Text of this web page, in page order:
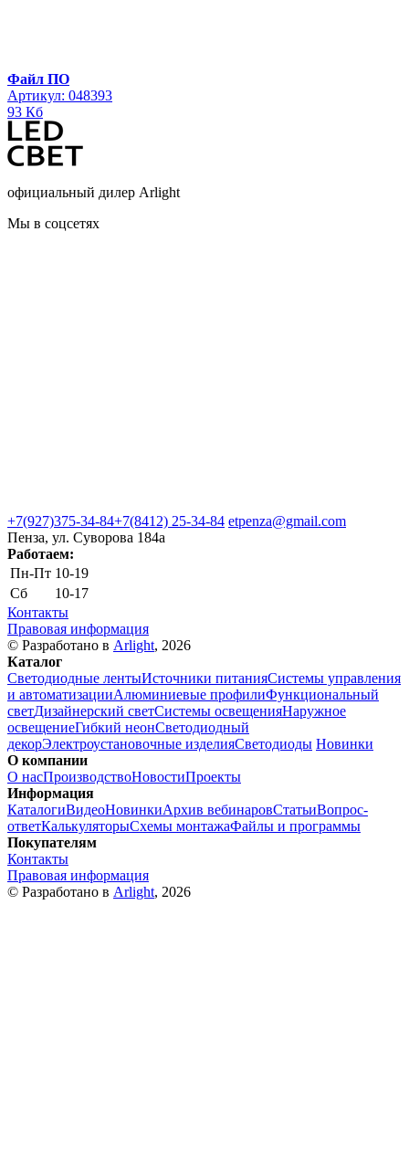
Файл ПО
Артикул: 048393
93 Кб
официальный дилер Arlight
Мы в соцсетях
+7(927)375-34-84+7(8412) 25-34-84 etpenza@gmail.com
Пенза, ул. Cуворова 184а
Работаем:
Пн-Пт 10-19
Сб
10-17
Контакты
Правовая информация
© Разработано в Arlight, 2026
Каталог
Светодиодные лентыИсточники питанияСистемы управления
и автоматизацииАлюминиевые профилиФункциональный
светДизайнерский светСистемы освещенияНаружное
освещениеГибкий неонСветодиодный
декорЭлектроустановочные изделияСветодиоды Новинки
О компании
О насПроизводствоНовостиПроекты
Информация
КаталогиВидеоНовинкиАрхив вебинаровСтатьиВопрос-
ответКалькуляторыСхемы монтажаФайлы и программы
Покупателям
Контакты
Правовая информация
© Разработано в Arlight, 2026